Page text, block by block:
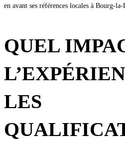
en avant ses références locales à Bourg-la-
QUEL
LES